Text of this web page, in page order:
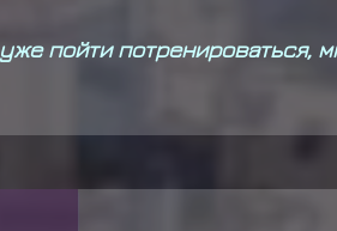
пойти потренироваться,